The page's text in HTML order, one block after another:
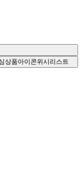
상품아이콘위시리스트